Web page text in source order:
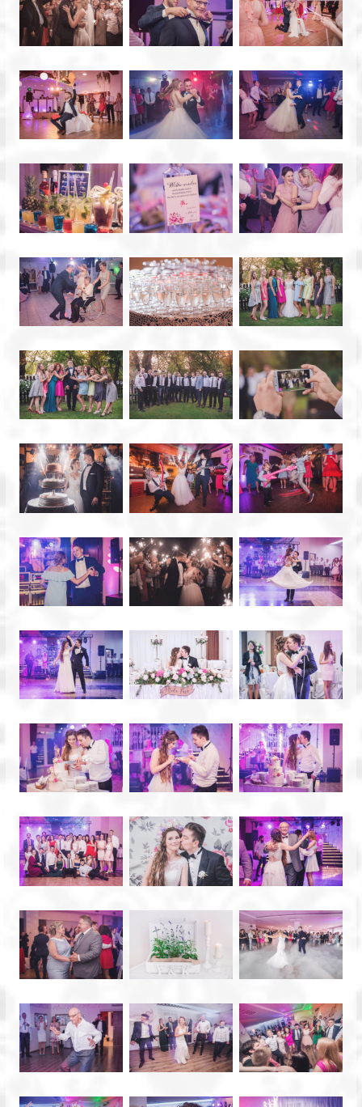
Fotograf
Bydgoszcz
Zaczarowane
sesje
zdjęciowe
na
terenie
Bydgoszczy
Torunia.
Fotografia
ślubna,
portretowa,
Fotograf
Bydgoszcz,
Toruń.